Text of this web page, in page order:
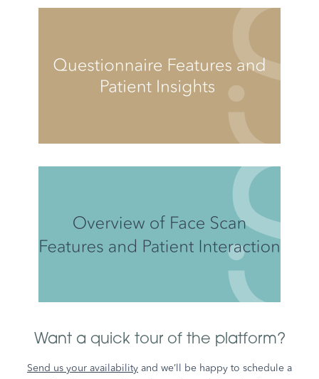
Want a quick tour of the platform?
Send us your availability and we’ll be happy to schedule a